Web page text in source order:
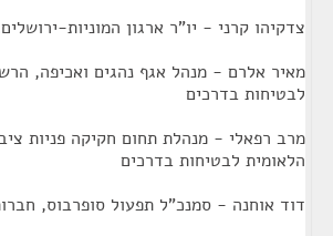
צדקיהו קרני - יו"ר ארגון המוניות-
מאיר אלרם - מנהל אגף נהגים ואכיפה,
לבטיחות בדרכים
מרב רפאלי - מנהלת תחום חקיקה פניות
הלאומית לבטיחות בדרכים
דוד אוחנה - סמנכ"ל תפעול סופרבוס,